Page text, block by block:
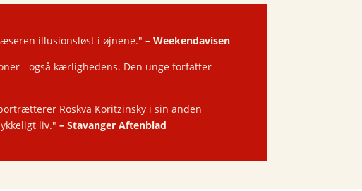
illusionsløst i øjnene."– Weekendavisen
- også kærlighedens. Den unge forfatter
Roskva Koritzinsky i sin anden
liv."– Stavanger Aftenblad